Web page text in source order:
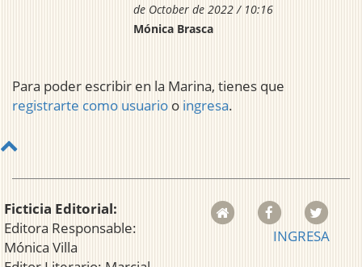
de October de 2022 / 10:16
Mónica Brasca
Para poder escribir en la Marina, tienes que
registrarte como usuario o ingresa.
Ficticia Editorial:
Editora Responsable:
Mónica Villa
INGRESA